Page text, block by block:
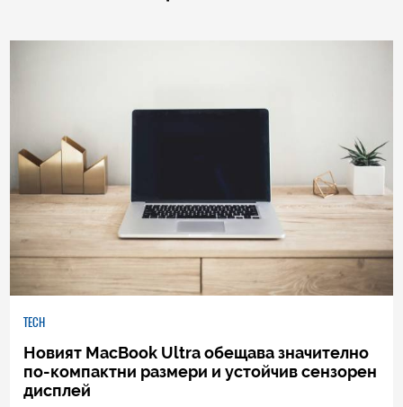
TECH
Новият MacBook Ultra обещава значително
по-компактни размери и устойчив сензорен
дисплей